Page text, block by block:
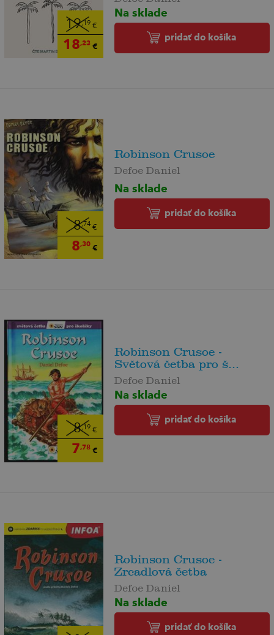
19,19 €
18,23€
Na sklade
pridať do košíka
8,74€
8,30€
Robinson Crusoe
Defoe Daniel
Na sklade
pridať do košíka
8,19 €
7,78€
Robinson Crusoe -
Světová četba pro š...
Defoe Daniel
Na sklade
pridať do košíka
Robinson Crusoe -
Zrcadlová četba
Defoe Daniel
Na sklade
pridať do košíka